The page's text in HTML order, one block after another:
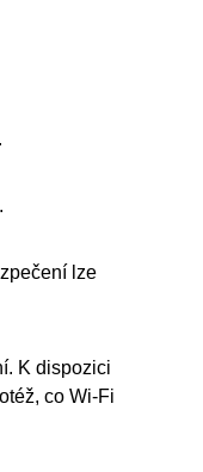
.
lze
K dispozici
co Wi-Fi